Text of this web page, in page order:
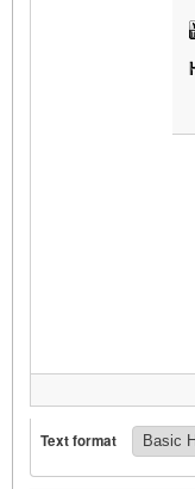
Text format